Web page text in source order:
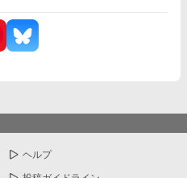
ヘルプ